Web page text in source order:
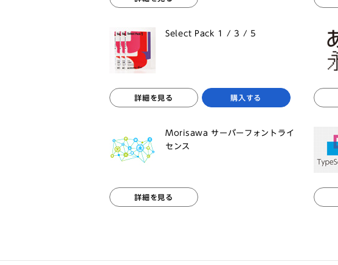
Select Pack 1 / 3 / 5
詳細を見る 購入する
Morisawa サーバーフォントライ
センス
詳細を見る